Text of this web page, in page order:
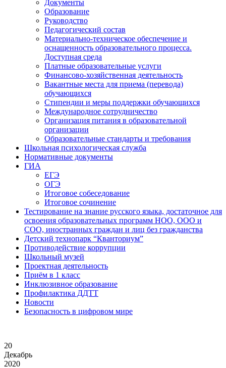
Документы
Образование
Руководство
Педагогический состав
Материально-техническое обеспечение и
оснащенность образовательного процесса.
Доступная среда
Платные образовательные услуги
Финансово-хозяйственная деятельность
Вакантные места для приема (перевода)
обучающихся
Стипендии и меры поддержки обучающихся
Международное сотрудничество
Организация питания в образовательной
организации
Образовательные стандарты и требования
Школьная психологическая служба
Нормативные документы
ГИА
ЕГЭ
ОГЭ
Итоговое собеседование
Итоговое сочинение
Тестирование на знание русского языка, достаточное для
освоения образовательных программ НОО, ООО и
СОО, иностранных граждан и лиц без гражданства
Детский технопарк “Кванториум”
Противодействие коррупции
Школьный музей
Проектная деятельность
Приём в 1 класс
Инклюзивное образование
Профилактика ДДТТ
Новости
Безопасность в цифровом мире
20
Декабрь
2020